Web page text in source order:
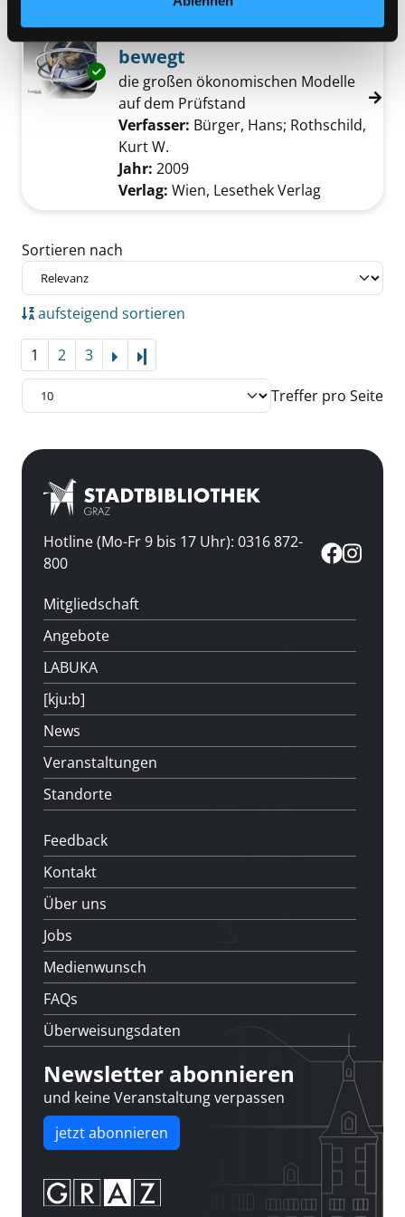
Exemplar-Details von Wie Wirtschaft die
Mediengruppe:Sachbuch
Wie Wirtschaft die Welt
bewegt
die großen ökonomischen Modelle
auf dem Prüfstand
Verfasser: Bürger, Hans; Rothschild,
Kurt W.
Jahr: 2009
Verlag: Wien, Lesethek Verlag
Zu den Suchfiltern springen
Sortieren nach
aufsteigend sortieren
1 2 3
Treffer pro Seite
Hotline (Mo-Fr 9 bis 17 Uhr): 0316 872-
800
Mitgliedschaft
Angebote
LABUKA
[kju:b]
News
Veranstaltungen
Standorte
Feedback
Kontakt
Über uns
Jobs
Medienwunsch
FAQs
Überweisungsdaten
Newsletter abonnieren
und keine Veranstaltung verpassen
jetzt abonnieren